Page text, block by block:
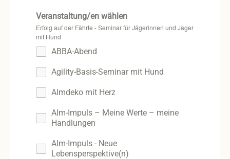
Veranstaltung/en wählen
Erfolg auf der Fährte - Seminar für Jägerinnen und Jäger
mit Hund
ABBA-Abend
Agility-Basis-Seminar mit Hund
Almdeko mit Herz
Alm-Impuls – Meine Werte – meine
Handlungen
Alm-Impuls - Neue
Lebensperspektive(n)